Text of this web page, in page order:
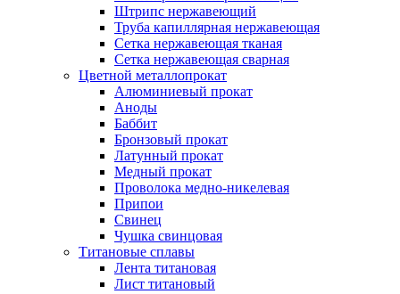
Штрипс нержавеющий
Труба капиллярная нержавеющая
Сетка нержавеющая тканая
Сетка нержавеющая сварная
Цветной металлопрокат
Алюминиевый прокат
Аноды
Баббит
Бронзовый прокат
Латунный прокат
Медный прокат
Проволока медно-никелевая
Припои
Свинец
Чушка свинцовая
Титановые сплавы
Лента титановая
Лист титановый